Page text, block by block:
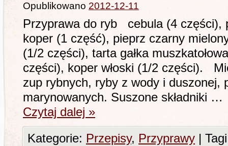
Opublikowano 2012-12-11
Przyprawa do ryb cebula (4 części),
koper (1 część), pieprz czarny
(1/2 części), tarta gałka
części), koper włoski (1/2 części).
zup rybnych, ryby z wody i duszonej,
marynowanych. Suszone składniki …
Czytaj dalej »
Kategorie: Przepisy, Przyprawy |